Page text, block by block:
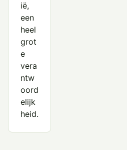
ië,
een
heel
grot
e
vera
ntw
oord
elijk
heid.